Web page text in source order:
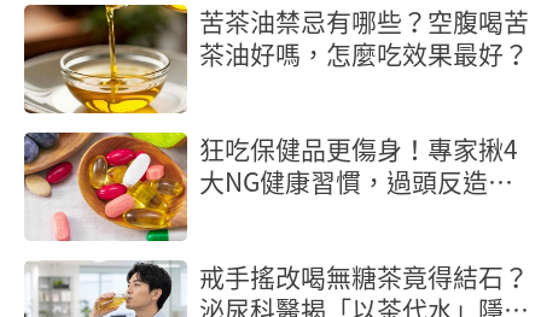
苦茶油禁忌有哪些？空腹喝苦
茶油好嗎，怎麼吃效果最好？
狂吃保健品更傷身！專家揪4
大NG健康習慣，過頭反造成
戒手搖改喝無糖茶竟得結石？
泌尿科醫揭「以茶代水」隱形